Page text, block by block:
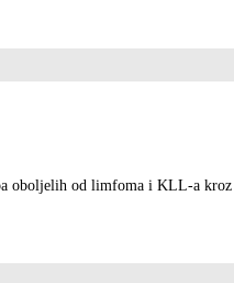
oboljelih od limfoma i KLL-a